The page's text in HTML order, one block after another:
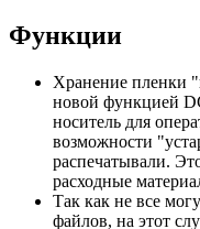
Функции
Хранение пленки
новой функцией
носитель для
возможности
распечатывали.
расходные
Так как не все
файлов, на этот